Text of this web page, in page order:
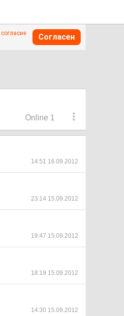
согласие
Согласен
Online 1
14:51 16.09.2012
23:14 15.09.2012
19:47 15.09.2012
18:19 15.09.2012
14:30 15.09.2012